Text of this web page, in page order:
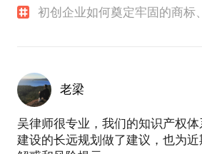
初创企业如何奠定牢固的商标
老梁
吴律师很专业，我们的知识产权
建设的长远规划做了建议，也为